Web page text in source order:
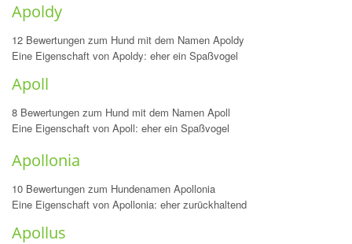
Apoldy
12 Bewertungen zum Hund mit dem Namen Apoldy
Eine Eigenschaft von Apoldy: eher ein Spaßvogel
Apoll
8 Bewertungen zum Hund mit dem Namen Apoll
Eine Eigenschaft von Apoll: eher ein Spaßvogel
Apollonia
10 Bewertungen zum Hundenamen Apollonia
Eine Eigenschaft von Apollonia: eher zurückhaltend
Apollus